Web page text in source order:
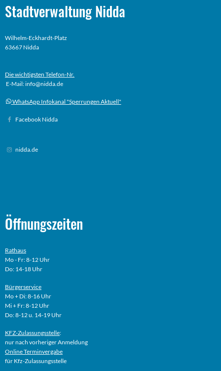
Stadtverwaltung Nidda
Wilhelm-Eckhardt-Platz
63667 Nidda
Die wichtigsten Telefon-Nr.
E-Mail: info@nidda.de
WhatsApp Infokanal "Sperrungen Aktuell"
Facebook Nidda
nidda.de
Öffnungszeiten
Rathaus
Mo - Fr: 8-12 Uhr
Do: 14-18 Uhr
Bürgerservice
Mo + Di: 8-16 Uhr
Mi + Fr: 8-12 Uhr
Do: 8-12 u. 14-19 Uhr
KFZ-Zulassungsstelle:
nur nach vorheriger Anmeldung
OnlineTerminvergabe
für Kfz-Zulassungsstelle